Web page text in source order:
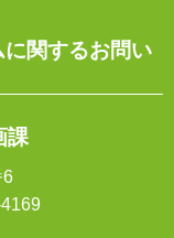
関するお問い
課
6